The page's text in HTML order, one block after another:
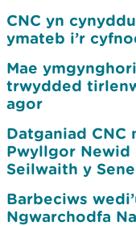
CNC yn
ymateb i’r
Mae
trwydded
agor
Datganiad
Pwyllgor Newid
Seilwaith y
Barbeciws
Ngwarchodfa